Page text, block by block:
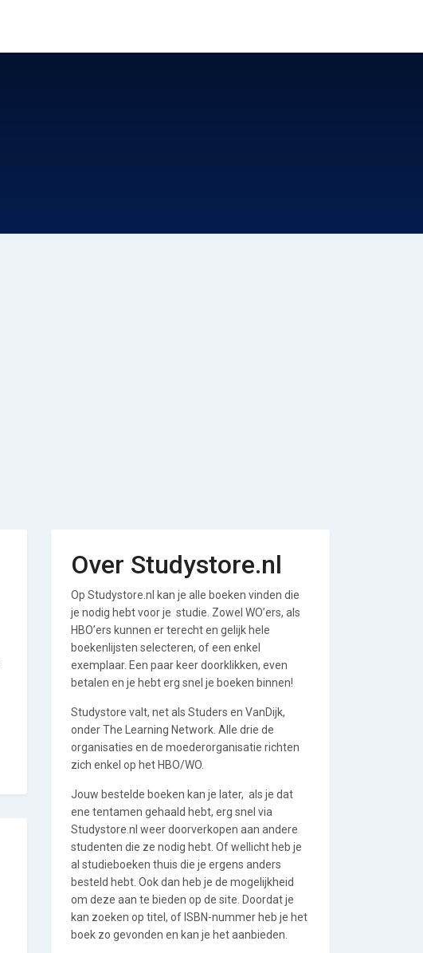
Over Studystore.nl
Op Studystore.nl kan je alle boeken vinden die
je nodig hebt voor je studie. Zowel WO’ers, als
HBO’ers kunnen er terecht en gelijk hele
boekenlijsten selecteren, of een enkel
exemplaar. Een paar keer doorklikken, even
betalen en je hebt erg snel je boeken binnen!
Studystore valt, net als Studers en VanDijk,
onder The Learning Network. Alle drie de
organisaties en de moederorganisatie richten
zich enkel op het HBO/WO.
Jouw bestelde boeken kan je later, als je dat
ene tentamen gehaald hebt, erg snel via
Studystore.nl weer doorverkopen aan andere
studenten die ze nodig hebt. Of wellicht heb je
al studieboeken thuis die je ergens anders
besteld hebt. Ook dan heb je de mogelijkheid
om deze aan te bieden op de site. Doordat je
kan zoeken op titel, of ISBN-nummer heb je het
boek zo gevonden en kan je het aanbieden.